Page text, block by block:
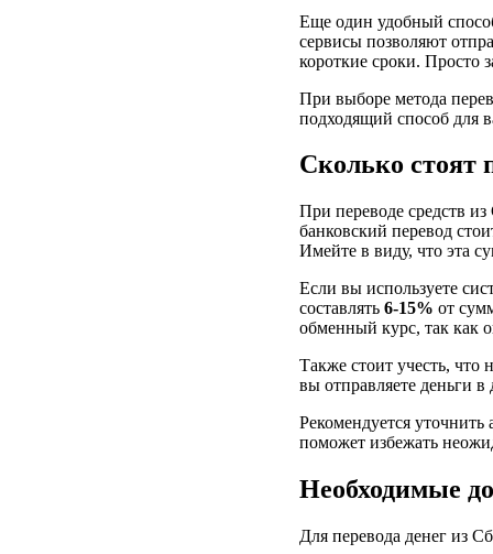
Еще один удобный
сервисы позволяют
короткие сроки. Просто
При выборе метода
подходящий способ для
Сколько стоят
При переводе средств
банковский перевод
Имейте в виду, что эта
Если вы используете
составлять 6-15% от
обменный курс, так как
Также стоит учесть, что
вы отправляете деньги
Рекомендуется
поможет избежать
Необходимые
Для перевода денег из